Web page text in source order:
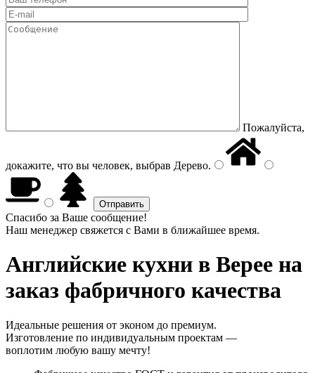
Пожалуйста,
докажите, что вы человек, выбрав Дерево.
Спасибо за Ваше сообщение!
Наш менеджер свяжется с Вами в ближайшее время.
Английские кухни в Верее на
заказ фабричного качества
Идеальные решения от эконом до премиум.
Изготовление по индивидуальным проектам —
воплотим любую вашу мечту!